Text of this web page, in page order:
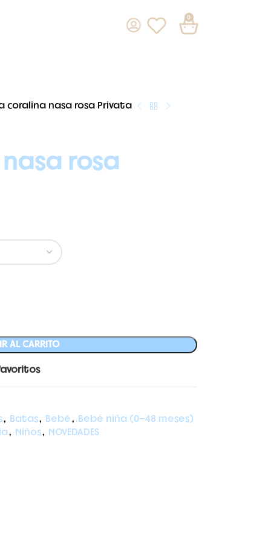
0
coralina nasa rosa Privata
rosa
AL CARRITO
, Batas, Bebé, Bebé niña (0-48 meses)
, Niños, NOVEDADES